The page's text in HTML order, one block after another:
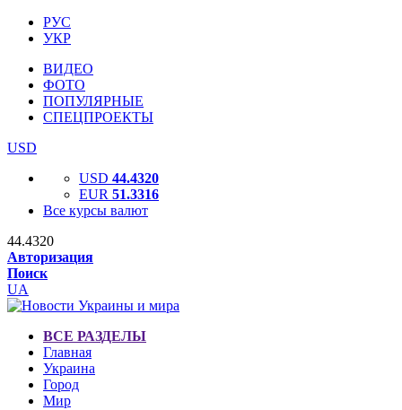
РУС
УКР
ВИДЕО
ФОТО
ПОПУЛЯРНЫЕ
СПЕЦПРОЕКТЫ
USD
USD 44.4320
EUR 51.3316
Все курсы валют
44.4320
Авторизация
Поиск
UA
ВСЕ РАЗДЕЛЫ
Главная
Украина
Город
Мир